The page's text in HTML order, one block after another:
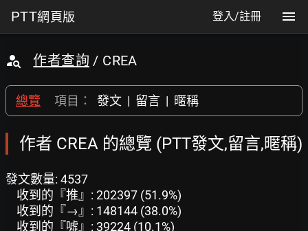
PTT網頁版 登入/註冊
作者查詢 / CREA
總覽 項目： 發文 | 留言 | 暱稱
作者 CREA 的總覽 (PTT發文,留言,暱稱)
發文數量: 4537
收到的『推』: 202397 (51.9%)
收到的『→』: 148144 (38.0%)
收到的『噓』: 39224 (10.1%)